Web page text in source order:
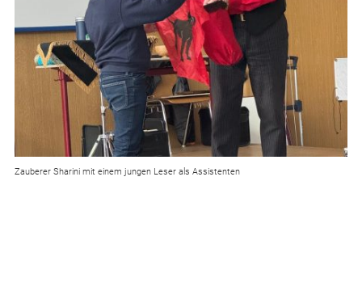
Zauberer Sharini mit einem jungen Leser als Assistenten